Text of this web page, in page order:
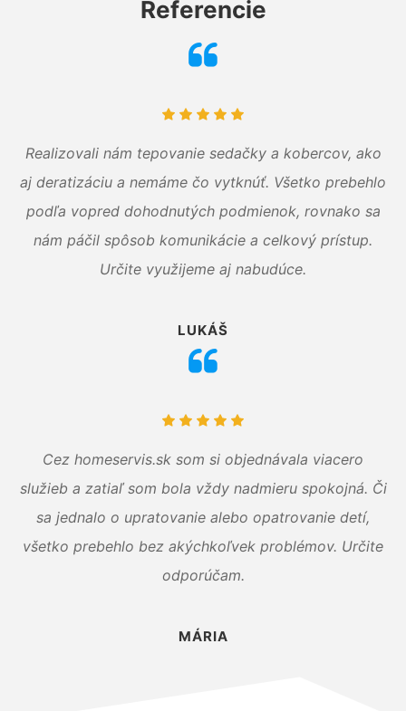
Referencie
Realizovali nám tepovanie sedačky a kobercov, ako
aj deratizáciu a nemáme čo vytknúť. Všetko prebehlo
podľa vopred dohodnutých podmienok, rovnako sa
nám páčil spôsob komunikácie a celkový prístup.
Určite využijeme aj nabudúce.
LUKÁŠ
Cez homeservis.sk som si objednávala viacero
služieb a zatiaľ som bola vždy nadmieru spokojná. Či
sa jednalo o upratovanie alebo opatrovanie detí,
všetko prebehlo bez akýchkoľvek problémov. Určite
odporúčam.
MÁRIA